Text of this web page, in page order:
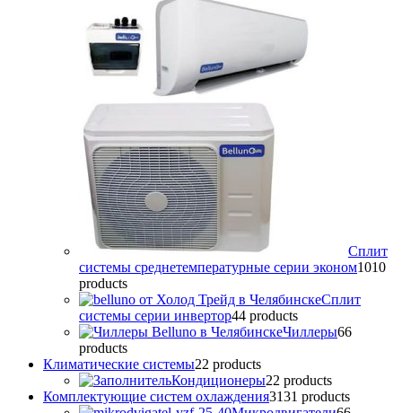
Сплит
системы среднетемпературные серии эконом1010
products
Сплит
системы серии инвертор44 products
Чиллеры66
products
Климатические системы22 products
Кондиционеры22 products
Комплектующие систем охлаждения3131 products